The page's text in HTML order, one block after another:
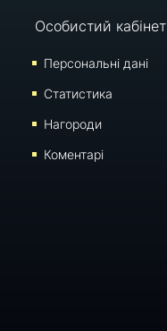
Особистий кабінет
Персональні дані
Статистика
Нагороди
Коментарі